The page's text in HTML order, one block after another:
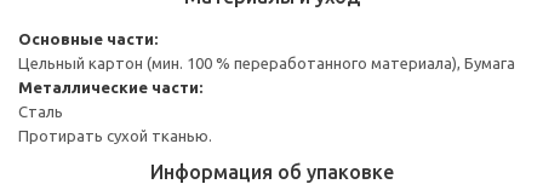
Основные части:
Цельный картон (мин. 100 % переработанного материала), Бумага
Металлические части:
Сталь
Протирать сухой тканью.
Информация об упаковке